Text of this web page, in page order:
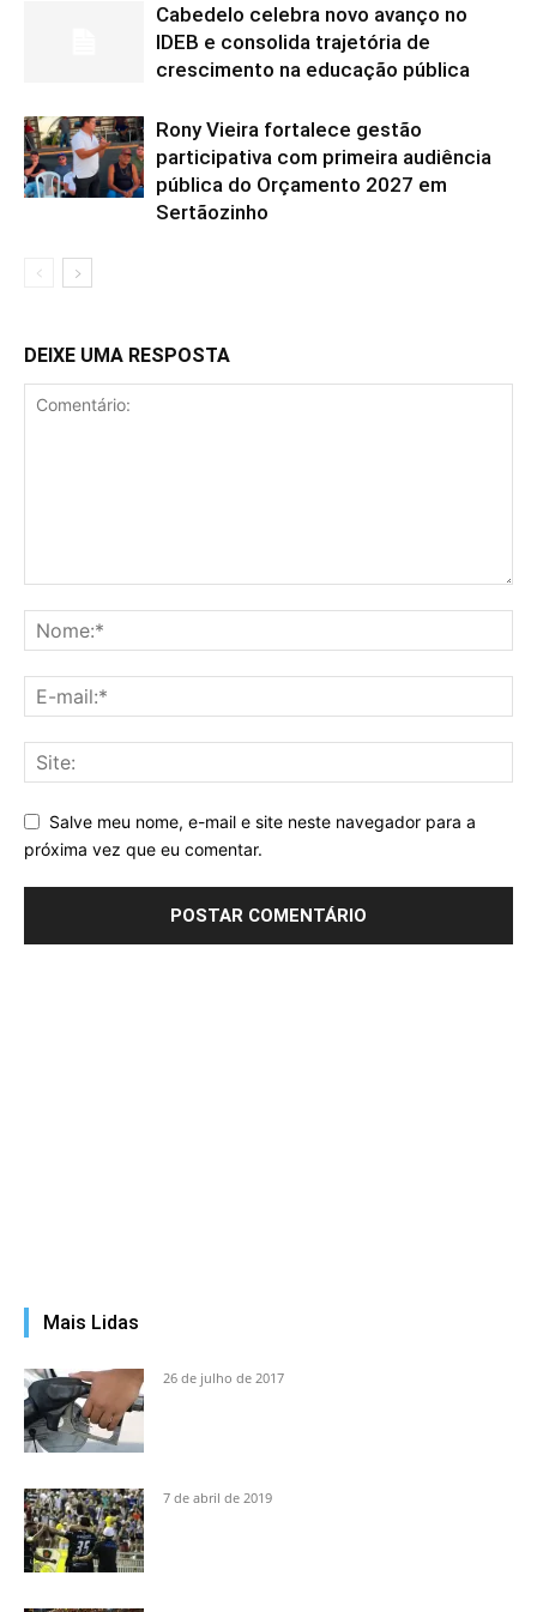
Cabedelo celebra novo avanço no
IDEB e consolida trajetória de
crescimento na educação pública
Rony Vieira fortalece gestão
participativa com primeira audiência
pública do Orçamento 2027 em
Sertãozinho
DEIXE UMA RESPOSTA
Salve meu nome, e-mail e site neste navegador para a
próxima vez que eu comentar.
Mais Lidas
26 de julho de 2017
7 de abril de 2019